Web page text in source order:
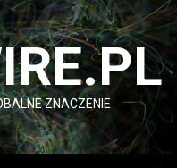
ZNACZENIE